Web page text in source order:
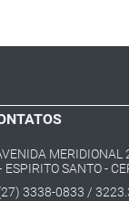
MERIDIONAL
ESPIRITO SANTO -
3338-0833 /